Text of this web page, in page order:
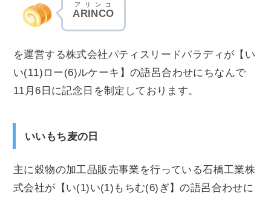
ARINCO
アリンコ
を運営する株式会社パティスリードパラディが【い
い(11)ロー(6)ルケーキ】の語呂合わせにちなんで
11月6日に記念日を制定しております。
いいもち麦の日
主に穀物の加工品販売事業を行っている石橋工業株
式会社が【い(1)い(1)もちむ(6)ぎ】の語呂合わせに